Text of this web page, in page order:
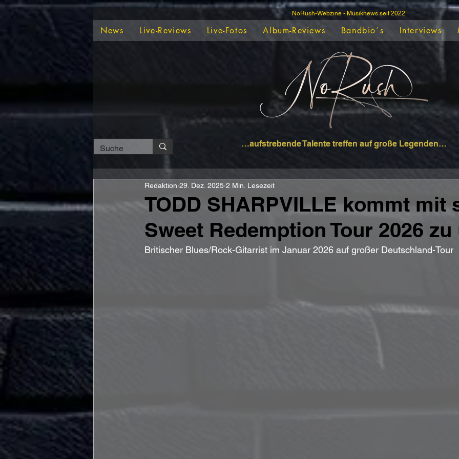
NoRush-Webzine - Musiknews seit 2022
News Live-Reviews Live-Fotos Album-Reviews Bandbio´s Interviews
…aufstrebende Talente treffen auf große Legenden…
TODD SHARPVILLE kommt mit
Sweet Redemption Tour 2026 zu
Redaktion 29. Dez. 2025 2 Min. Lesezeit
Britischer Blues/Rock-Gitarrist im Januar 2026 auf großer Deutschland-Tour